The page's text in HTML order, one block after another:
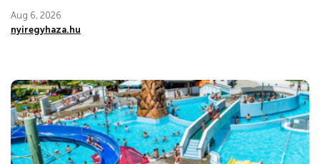
Aug 6, 2026
nyiregyhaza.hu